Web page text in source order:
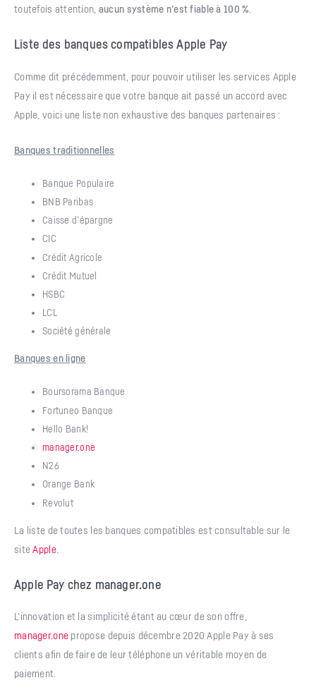
toutefois attention, aucun système n’est fiable à 100 %
Liste des banques compatibles Apple Pay
Comme dit précédemment, pour pouvoir utiliser les services Apple
Pay il est nécessaire que votre banque ait passé un accord avec
Apple, voici une liste non exhaustive des banques partenaires :
Banques traditionnelles
Banque Populaire
BNB Paribas
Caisse d’épargne
CIC
Crédit Agricole
Crédit Mutuel
HSBC
LCL
Société générale
Banques en ligne
Boursorama Banque
Fortuneo Banque
Hello Bank!
manager.one
N26
Orange Bank
Revolut
La liste de toutes les banques compatibles est consultable sur le
site Apple.
Apple Pay chez manager.one
L’innovation et la simplicité étant au cœur de son offre,
manager.one propose depuis décembre 2020 Apple Pay à ses
clients afin de faire de leur téléphone un véritable moyen de
paiement.